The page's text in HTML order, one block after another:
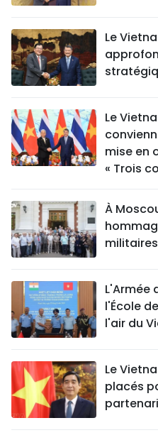
Le
Le
mise en
« Trois
À
L'Armée
l'École
l'air du
Le
placés